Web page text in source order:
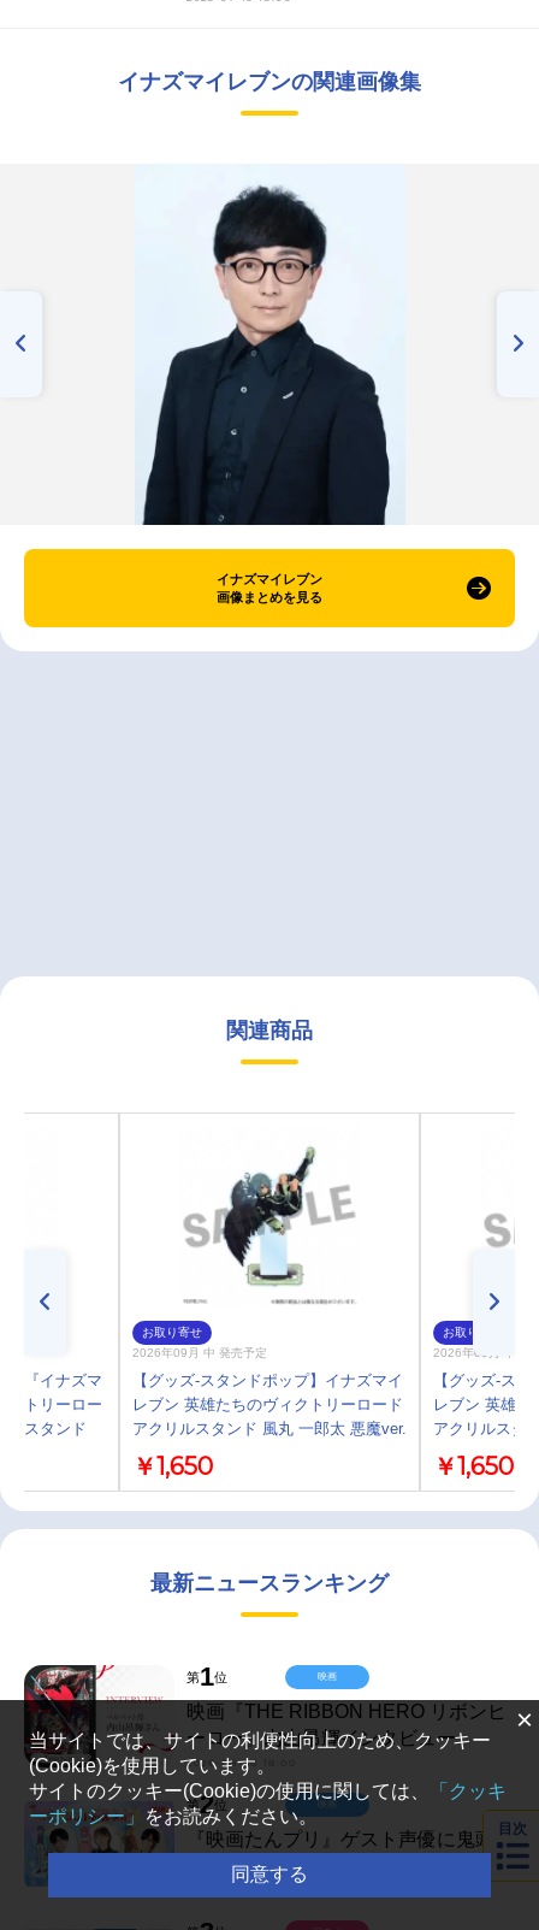
イナズマイレブンの関連画像集
イナズマイレブン
画像まとめを見る
関連商品
】『イナズマ
クトリーロー
ルスタンド
お取り寄せ
2026年09月 中 発売予定
【グッズ-スタンドポップ】イナズマイ
レブン 英雄たちのヴィクトリーロード
アクリルスタンド 風丸 一郎太 悪魔ver.
￥1,650
お取り寄せ
2026年09月 中 発
【グッズ-ス
レブン 英雄た
アクリルスタ
￥1,650
最新ニュースランキング
第1位
映画『THE RIBBON HERO リボンヒ
ーロー』内山昂輝インタビュー
2026-08-08 18:00
映画
第2位
『映画たんプリ』ゲスト声優に鬼頭明
里・島﨑信長・内山昂輝
映画
目次
×
当サイトでは、サイトの利便性向上のため、クッキー
(Cookie)を使用しています。
サイトのクッキー(Cookie)の使用に関しては、
「クッキ
ーポリシー」
をお読みください。
同意する